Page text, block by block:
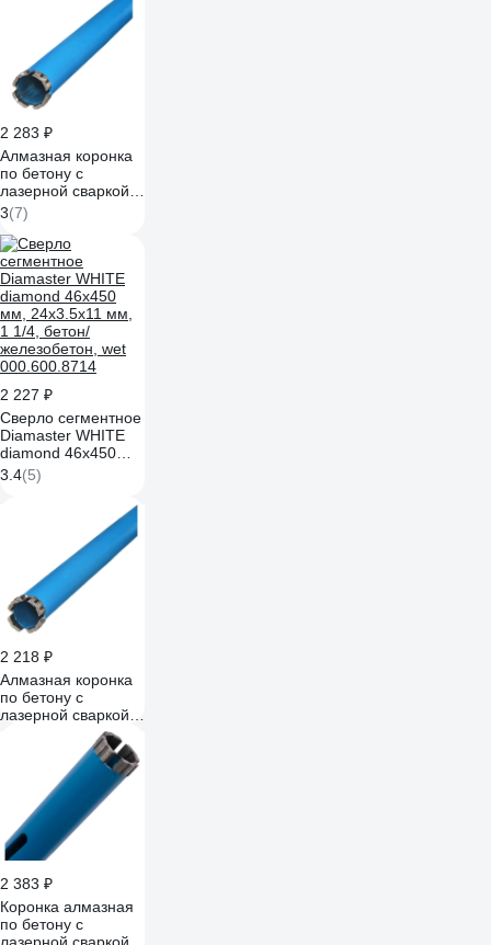
ВТ20x3.6x10x4T
TORGWIN T170275
2 283 ₽
Алмазная коронка
по бетону с
лазерной сваркой
сегмента 38x450
мм,
ВТ20x3.4x10x4T
TORGWIN T783618
3(7)
2 227 ₽
Сверло сегментное
Diamaster WHITE
diamond 46х450
мм, 24х3.5х11 мм,
1 1/4, бетон/
3.4(5)
2 218 ₽
Алмазная коронка
по бетону с
лазерной сваркой
сегмента 32x450
ВТ15x3.4x10x4T
TORGWIN T928021
2 383 ₽
Коронка алмазная
по бетону с